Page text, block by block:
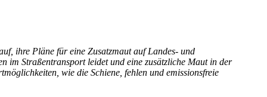
ihre Pläne für eine Zusatzmaut auf Landes- und
im Straßentransport leidet und eine zusätzliche Maut in der
wie die Schiene, fehlen und emissionsfreie